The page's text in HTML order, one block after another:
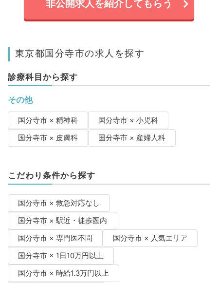
非公開求人を紹介してもらう
東京都国分寺市の求人を探す
診療科目から探す
その他
国分寺市 × 精神科
国分寺市 × 小児科
国分寺市 × 皮膚科
国分寺市 × 産婦人科
こだわり条件から探す
国分寺市 × 救急対応なし
国分寺市 × 駅近・徒歩圏内
国分寺市 × 専門医不問
国分寺市 × 人気エリア
国分寺市 × 1日10万円以上
国分寺市 × 時給1.3万円以上